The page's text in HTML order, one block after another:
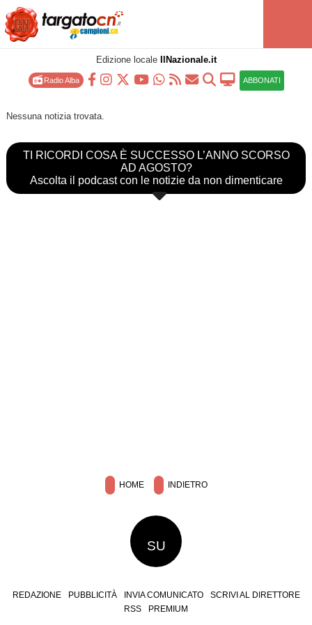
Edizione locale IlNazionale.it
Radio Alba ABBONATI
Nessuna notizia trovata.
TI RICORDI COSA È SUCCESSO L’ANNO SCORSO
AD AGOSTO?
Ascolta il podcast con le notizie da non dimenticare
HOME INDIETRO
SU
REDAZIONE PUBBLICITÀ INVIA COMUNICATO
SCRIVI AL DIRETTORE
RSS
PREMIUM